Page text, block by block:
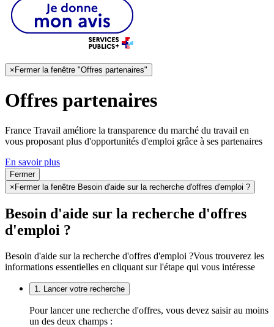
× Fermer la fenêtre "Offres partenaires"
Offres partenaires
France Travail améliore la transparence du marché du travail en
vous proposant plus d'opportunités d'emploi grâce à ses partenaires
En savoir plus
Fermer
× Fermer la fenêtre Besoin d'aide sur la recherche d'offres d'emploi ?
Besoin d'aide sur la recherche d'offres
d'emploi ?
Besoin d'aide sur la recherche d'offres d'emploi ?Vous trouverez les
informations essentielles en cliquant sur l'étape qui vous intéresse
1. Lancer votre recherche
Pour lancer une recherche d'offres, vous devez saisir au moins
un des deux champs :